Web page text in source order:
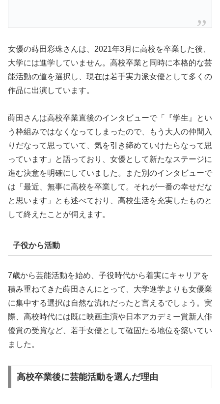
女優の蒔田彩珠さんは、2021年3月に高校を卒業した後、
大学には進学していません。高校卒業と同時に本格的な芸
能活動の道を選択し、現在は若手実力派女優として多くの
作品に出演しています。
蒔田さんは高校卒業直後のインタビューで「『学生』とい
う枠組みではなくなってしまったので、もう大人の仲間入
りだなって思っていて、気を引き締めていけたらなって思
っています」と語っており、女優として新たなステージに
進む決意を明確にしていました。また別のインタビューで
は「最近、無事に高校を卒業して。それが一番の幸せだな
と思います」とも述べており、高校生活を充実したものと
して終えたことが伺えます。
子役から活動
7歳から芸能活動を始め、子役時代から着実にキャリアを
積み重ねてきた蒔田さんにとって、大学進学よりも女優業
に集中する選択は自然な流れだったと言えるでしょう。実
際、高校時代には既に映画主演や日本アカデミー賞新人俳
優賞の受賞など、若手女優として確固たる地位を築いてい
ました。
高校卒業後に芸能活動を選んだ理由